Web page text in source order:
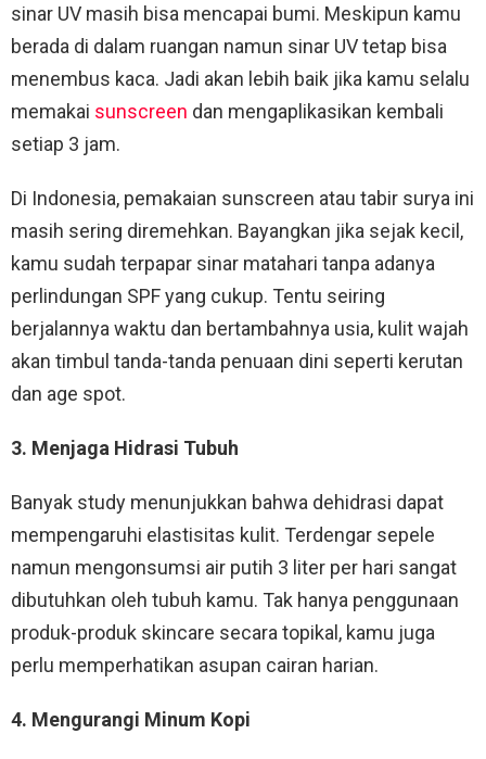
sinar UV masih bisa mencapai bumi. Meskipun kamu
berada di dalam ruangan namun sinar UV tetap bisa
menembus kaca. Jadi akan lebih baik jika kamu selalu
memakai sunscreen dan mengaplikasikan kembali
setiap 3 jam.
Di Indonesia, pemakaian sunscreen atau tabir surya ini
masih sering diremehkan. Bayangkan jika sejak kecil,
kamu sudah terpapar sinar matahari tanpa adanya
perlindungan SPF yang cukup. Tentu seiring
berjalannya waktu dan bertambahnya usia, kulit wajah
akan timbul tanda-tanda penuaan dini seperti kerutan
dan age spot.
3. Menjaga Hidrasi Tubuh
Banyak study menunjukkan bahwa dehidrasi dapat
mempengaruhi elastisitas kulit. Terdengar sepele
namun mengonsumsi air putih 3 liter per hari sangat
dibutuhkan oleh tubuh kamu. Tak hanya penggunaan
produk-produk skincare secara topikal, kamu juga
perlu memperhatikan asupan cairan harian.
4. Mengurangi Minum Kopi